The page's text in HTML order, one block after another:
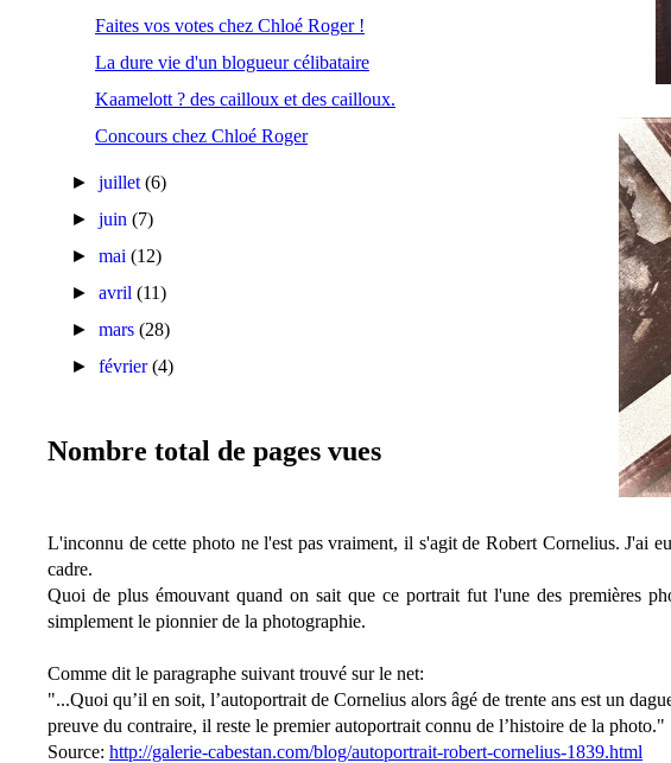
L'inconnu de cette photo ne l'est pas vraiment, il s'agit de Robert Cornelius. J'ai
cadre.
Quoi de plus émouvant quand on sait que ce portrait fut l'une des premières
simplement le pionnier de la photographie.
Comme dit le paragraphe suivant trouvé sur le net:
"...Quoi qu’il en soit, l’autoportrait de Cornelius alors âgé de trente ans est un
preuve du contraire, il reste le premier autoportrait connu de l’histoire de la photo."
Source: http://galerie-cabestan.com/blog/autoportrait-robert-cornelius-1839.html
Faites vos votes chez Chloé Roger !
La dure vie d'un blogueur célibataire
Kaamelott ? des cailloux et des cailloux.
Concours chez Chloé Roger
►juillet (6)
►juin (7)
►mai (12)
►avril (11)
►mars (28)
►février (4)
Nombre total de pages vues